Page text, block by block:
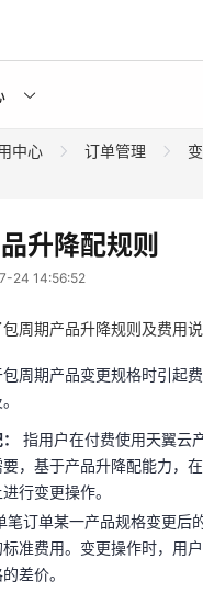
中心 订单管理
升降配规则
24 14:56:52
周期产品升降规则及费用说
周期产品变更规格时引起费
指用户在付费使用天翼云
要，基于产品升降配能力，
行变更操作。
笔订单某一产品规格变更后
准费用。变更操作时，用
差价。